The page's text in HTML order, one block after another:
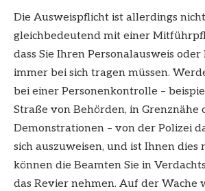
Die Ausweispflicht ist allerdings nicht
gleichbedeutend mit einer
dass Sie Ihren Personalausweis oder
immer bei sich tragen müssen.
bei einer Personenkontrolle –
Straße von Behörden, in Grenznähe
Demonstrationen – von der Polizei
sich auszuweisen, und ist Ihnen dies
können die Beamten Sie in
das Revier nehmen. Auf der Wache